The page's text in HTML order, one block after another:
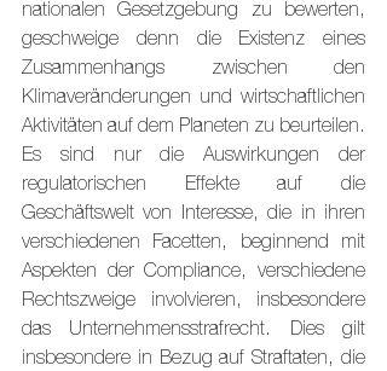
nationalen Gesetzgebung zu bewerten,
geschweige denn die Existenz eines
Zusammenhangs zwischen den
Klimaveränderungen und wirtschaftlichen
Aktivitäten auf dem Planeten zu beurteilen.
Es sind nur die Auswirkungen der
regulatorischen Effekte auf die
Geschäftswelt von Interesse, die in ihren
verschiedenen Facetten, beginnend mit
Aspekten der Compliance, verschiedene
Rechtszweige involvieren, insbesondere
das Unternehmensstrafrecht. Dies gilt
insbesondere in Bezug auf Straftaten, die